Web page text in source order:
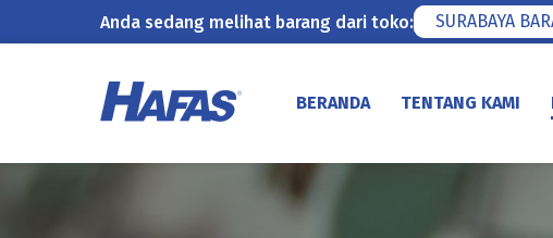
Anda sedang melihat barang dari toko: SURABAYA
BERANDA TENTANG KAMI